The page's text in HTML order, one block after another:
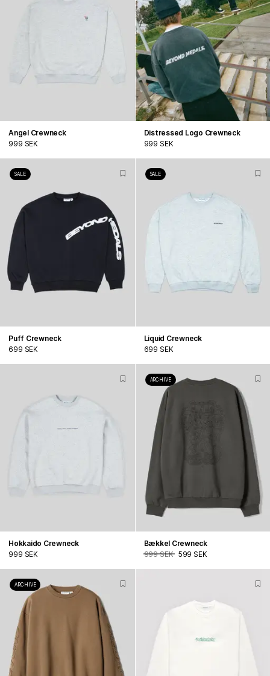
Angel Crewneck
999 SEK
Distressed Logo Crewneck
999 SEK
SALE
Puff Crewneck
699 SEK
SALE
Liquid Crewneck
699 SEK
Hokkaido Crewneck
999 SEK
ARCHIVE
Bækkel Crewneck
999 SEK 599 SEK
ARCHIVE